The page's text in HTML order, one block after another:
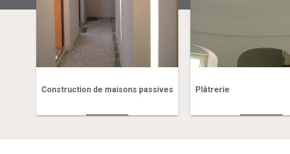
Construction de maisons passives Plâtrerie